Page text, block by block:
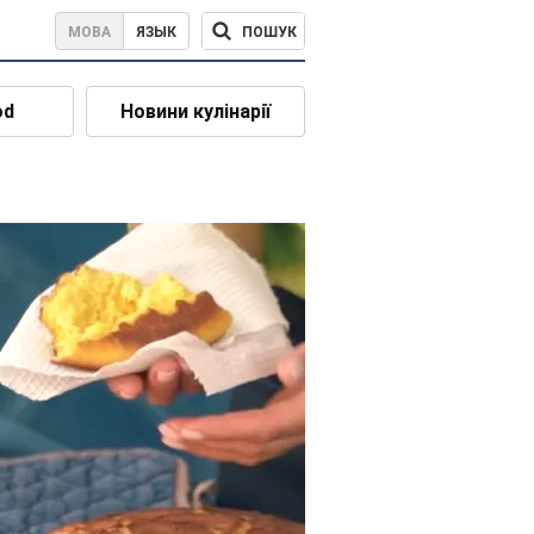
МОВА ЯЗЫК ПОШУК
Новини кулінарії